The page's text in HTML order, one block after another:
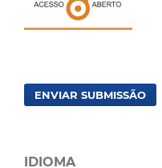
ENVIAR SUBMISSÃO
IDIOMA